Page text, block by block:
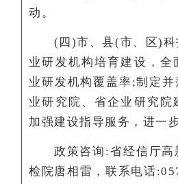
动。
(四)市、县(市、区)科
业研发机构培育建设，全
业研发机构覆盖率;制定
业研究院、省企业研究院
加强建设指导服务，进一
政策咨询:省经信厅
检院唐相雷，联系电话